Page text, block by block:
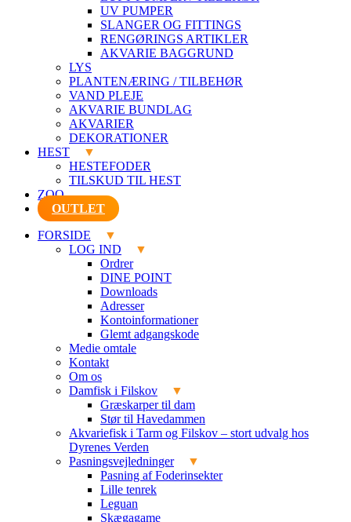
UV PUMPER
SLANGER OG FITTINGS
RENGØRINGS ARTIKLER
AKVARIE BAGGRUND
LYS
PLANTENÆRING / TILBEHØR
VAND PLEJE
AKVARIE BUNDLAG
AKVARIER
DEKORATIONER
HEST
HESTEFODER
TILSKUD TIL HEST
ZOO
OUTLET
FORSIDE
LOG IND
Ordrer
DINE POINT
Downloads
Adresser
Kontoinformationer
Glemt adgangskode
Medie omtale
Kontakt
Om os
Damfisk i Filskov
Græskarper til dam
Stør til Havedammen
Akvariefisk i Tarm og Filskov – stort udvalg hos
Dyrenes Verden
Pasningsvejledninger
Pasning af Foderinsekter
Lille tenrek
Leguan
Skægagame